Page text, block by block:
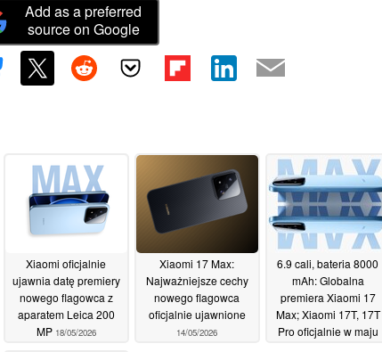
Add as a preferred
source on Google
Xiaomi oficjalnie
ujawnia datę premiery
nowego flagowca z
aparatem Leica 200
MP 18/05/2026
Xiaomi 17 Max:
Najważniejsze cechy
nowego flagowca
oficjalnie ujawnione
14/05/2026
6.9 cali, bateria 8000
mAh: Globalna
premiera Xiaomi 17
Max; Xiaomi 17T, 17T
Pro oficjalnie w maju